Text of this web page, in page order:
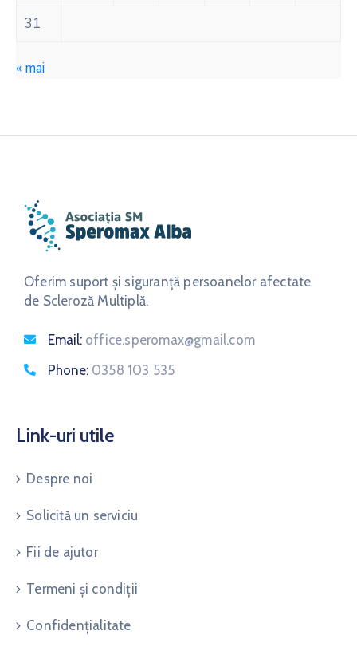
31
« mai
Oferim suport și siguranță persoanelor afectate
de Scleroză Multiplă.
Email: office.speromax@gmail.com
Phone: 0358 103 535
Link-uri utile
Despre noi
Solicită un serviciu
Fii de ajutor
Termeni și condiții
Confidențialitate